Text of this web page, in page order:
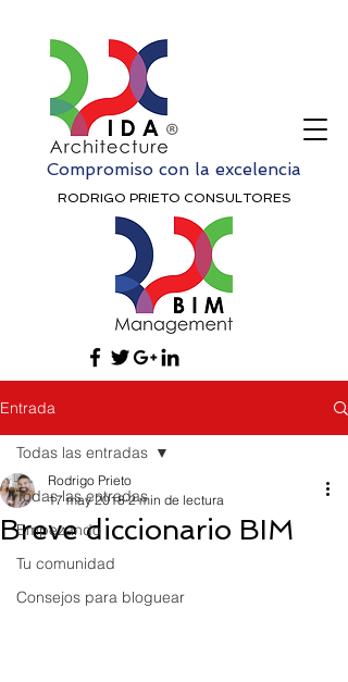
Compromiso con la excelencia
RODRIGO PRIETO CONSULTORES
Entrada
Todas las entradas
Empezando
Tu comunidad
Consejos para bloguear
Todas las entradas
Breve diccionario BIM
Rodrigo Prieto
17 may 2018 2 min de lectura